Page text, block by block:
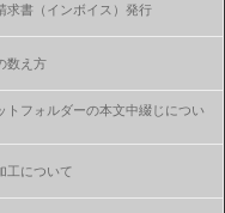
求書（インボイス）発行
数え方
トフォルダーの本文中綴じについ
工について